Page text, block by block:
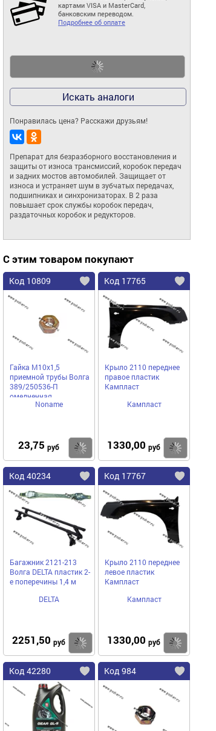
картами VISA и MasterCard,
банковским переводом.
Подробнее об оплате
Искать аналоги
Понравилась цена? Расскажи друзьям!
Препарат для безразборного восстановления и
защиты от износа трансмиссий, коробок передач
и задних мостов автомобилей. Защищает от
износа и устраняет шум в зубчатых передачах,
подшипниках и синхронизаторах. В 2 раза
повышает срок службы коробок передач,
раздаточных коробок и редукторов.
С этим товаром покупают
Код 10809
Гайка М10х1,5
приемной трубы Волга
389/250536-П
омедненная
Noname
23,75 руб Купить
Код 17765
Крыло 2110 переднее
правое пластик
Кампласт
Кампласт
1330,00 руб
Код 40234
Багажник 2121-213
Волга DELTA пластик 2-
е поперечины 1,4 м
DELTA
2251,50 руб Купить
Код 17767
Крыло 2110 переднее
левое пластик
Кампласт
Кампласт
1330,00 руб
Код 42280 Код 984